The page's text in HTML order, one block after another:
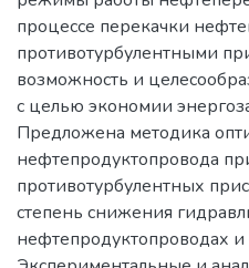
процессе перекачки
противотурбулентными
возможность и
с целью экономии
Предложена методика
нефтепродуктопровода
противотурбулентных
степень снижения
нефтепродуктопроводах и